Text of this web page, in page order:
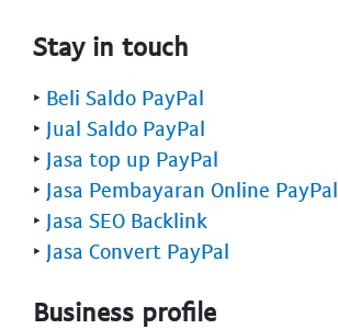
Stay in touch
‣ Beli Saldo PayPal
‣ Jual Saldo PayPal
‣ Jasa top up PayPal
‣ Jasa Pembayaran Online PayPal
‣ Jasa SEO Backlink
‣ Jasa Convert PayPal
Business profile